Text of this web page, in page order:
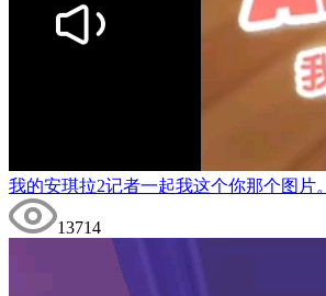
我的安琪拉2记者一起我这个你那个图片。
13714